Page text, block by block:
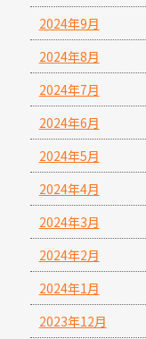
2024年9月
2024年8月
2024年7月
2024年6月
2024年5月
2024年4月
2024年3月
2024年2月
2024年1月
2023年12月